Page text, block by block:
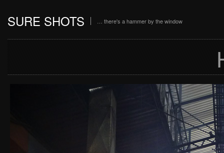
SURE SHOTS … there's a hammer by the window